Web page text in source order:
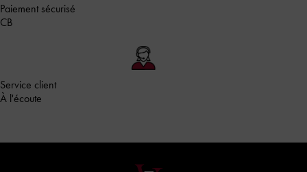
Paiement sécurisé
CB
Service client
À l'écoute